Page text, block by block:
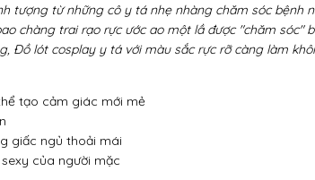
tượng từ những cô y tá nhẹ nhàng chăm sóc bệnh
chàng trai rạo rực ước ao một lầ được "chăm
Đồ lót cosplay y tá với màu sắc rực rỡ càng làm
tạo cảm giác mới mẻ
giấc ngủ thoải mái
của người mặc